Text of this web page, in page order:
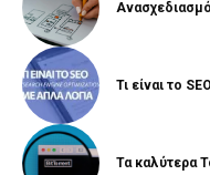
Τι είναι το
Τα καλύτερα